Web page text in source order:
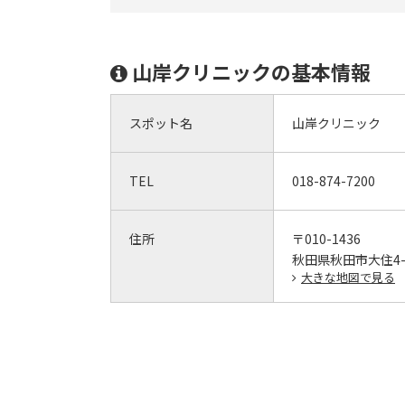
山岸クリニックの基本情報
スポット名 山岸クリニック
TEL 018-874-7200
住所
〒010-1436
秋田県秋田市大住
大きな地図で見る